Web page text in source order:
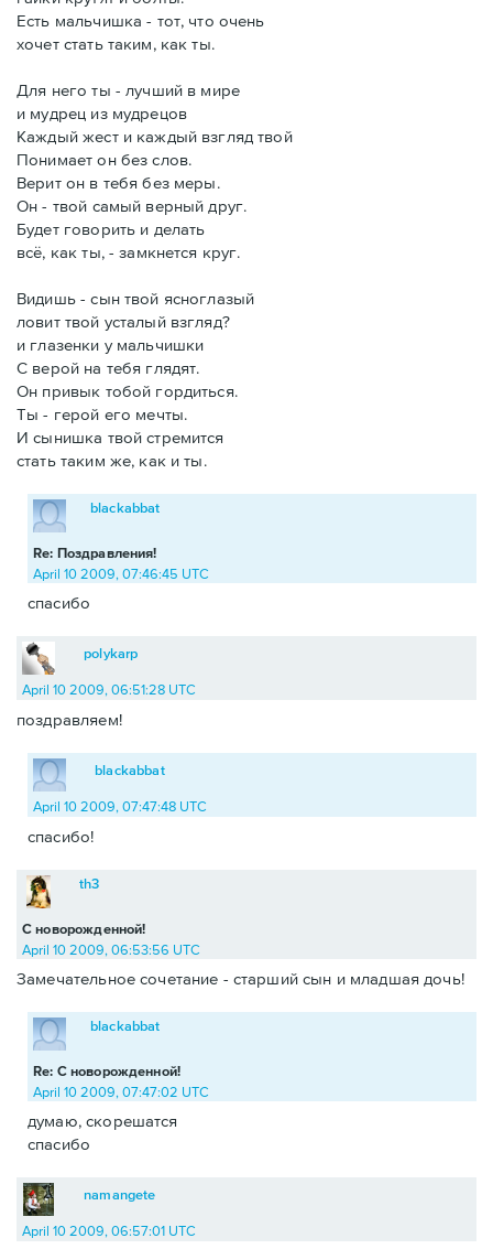
Есть мальчишка - тот, что очень
хочет стать таким, как ты.
Для него ты - лучший в мире
и мудрец из мудрецов
Каждый жест и каждый взгляд твой
Понимает он без слов.
Верит он в тебя без меры.
Он - твой самый верный друг.
Будет говорить и делать
всё, как ты, - замкнется круг.
Видишь - сын твой ясноглазый
ловит твой усталый взгляд?
и глазенки у мальчишки
С верой на тебя глядят.
Он привык тобой гордиться.
Ты - герой его мечты.
И сынишка твой стремится
стать таким же, как и ты.
Re: Поздравления!
blackabbat
April 10 2009, 07:46:45 UTC
спасибо
polykarp
April 10 2009, 06:51:28 UTC
поздравляем!
blackabbat
April 10 2009, 07:47:48 UTC
спасибо!
С новорожденной!
th3
April 10 2009, 06:53:56 UTC
Замечательное сочетание - старший сын и младшая дочь!
Re: С новорожденной!
blackabbat
April 10 2009, 07:47:02 UTC
думаю, скорешатся
спасибо
namangete
April 10 2009, 06:57:01 UTC